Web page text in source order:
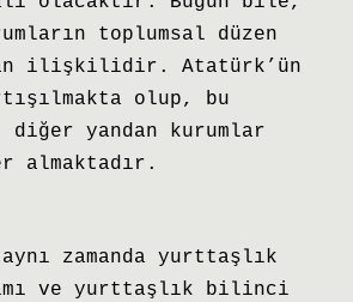
toplumsal düzen
ilişkilidir. Atatürk’ün
olup, bu
yandan kurumlar
almaktadır.
zamanda yurttaşlık
ve yurttaşlık bilinci